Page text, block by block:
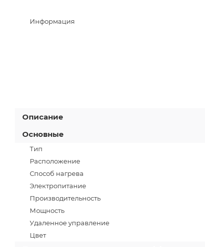
Информация
Описание
Основные
Тип
Расположение
Способ нагрева
Электропитание
Производительность
Мощность
Удаленное управление
Цвет